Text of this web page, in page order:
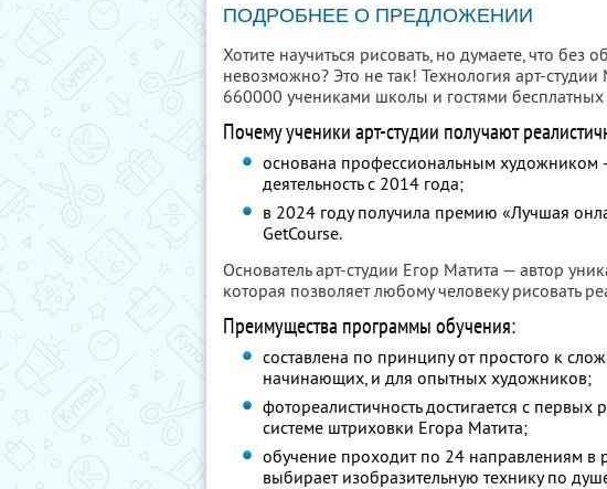
ПОДРОБНЕЕ О ПРЕДЛОЖЕНИИ
Хотите научиться рисовать, но думаете, что без
невозможно? Это не так! Технология арт-
660000 учениками школы и гостями
Почему ученики арт-студии получают
основана профессиональным художником
деятельность с 2014 года;
в 2024 году получила премию «Лучшая
GetCourse.
Основатель арт-студии Егор Матита — автор
которая позволяет любому человеку рисовать
Преимущества программы обучения:
составлена по принципу от простого к
начинающих, и для опытных художников;
фотореалистичность достигается с первых
системе штриховки Егора Матита;
обучение проходит по 24 направлениям
выбирает изобразительную технику по